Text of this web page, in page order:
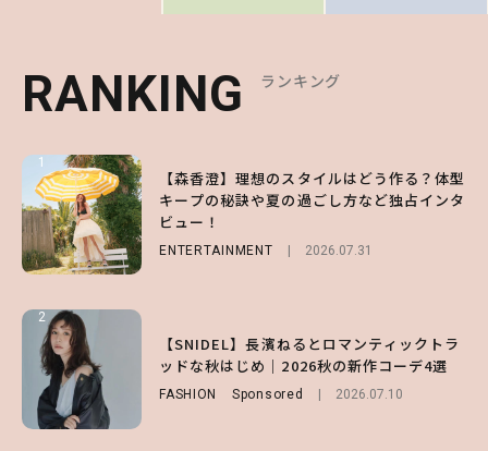
RANKING ランキング
1
【森香澄】理想のスタイルはどう作る？体型
キープの秘訣や夏の過ごし方など独占インタ
ビュー！
ENTERTAINMENT 2026.07.31
2
【SNIDEL】長濱ねるとロマンティックトラ
ッドな秋はじめ｜2026秋の新作コーデ4選
FASHION Sponsored 2026.07.10
RANKING ランキング
1
【ハローキティ】がスシローと初コラボ♡
第1弾の気になるメニュー＆限定グッズを総
チェック！
LIFESTYLE 2026.07.31
2
【大原優乃】夏メイクはプレイフルに！ドキ
ッとしちゃう色っぽ“うるみ目”のつくり方
BEAUTY 2026.08.01
RANKING ランキング
1
【SNIDEL】長濱ねるとロマンティックトラ
ッドな秋はじめ｜2026秋の新作コーデ4選
2
【付録】総柄ハローキティが可愛すぎ♡ 紀
ノ国屋コラボの“優秀保冷バッグ”は夏の強
い味方！【オトナミューズ9月号増刊】